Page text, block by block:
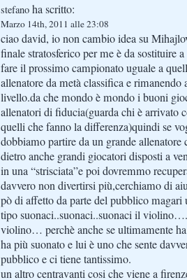
stefano ha scritto:
Marzo 14th, 2011 alle 23:08
ciao david, io non cambio idea su
finale stratosferico per me è da sostituire
fare il prossimo campionato uguale a
allenatore da metà classifica e
livello.da che mondo è mondo i buoni
allenatori di fiducia(guarda chi è
quelli che fanno la differenza)quindi se
dobbiamo partire da un grande allenatore
dietro anche grandi giocatori disposti a
in una “strisciata”e poi dovremmo
davvero non divertirsi più,cerchiamo di
pò di affetto da parte del pubblico
tipo suonaci..suonaci..suonaci il
violino… perchè anche se ultimamente
ha più suonato e lui è uno che sente
pubblico e ci tiene tantissimo.
un altro centravanti cosi che viene a